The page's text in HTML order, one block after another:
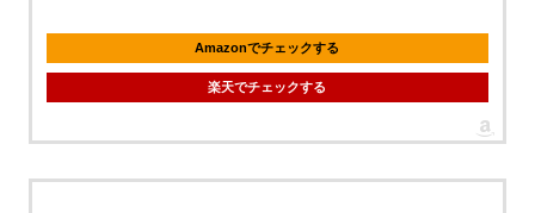
Amazonでチェックする
楽天でチェックする